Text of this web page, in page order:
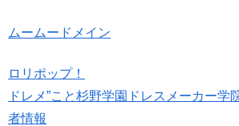
ムームードメイン
ロリポップ！
ドレメ”こと杉野学園ドレスメーカー学
者情報